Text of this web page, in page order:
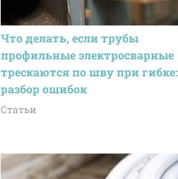
Что делать, если трубы
профильные электросварные
трескаются по шву при гибке:
разбор ошибок
Статьи